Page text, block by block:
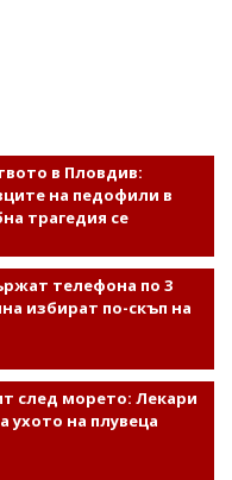
в Пловдив:
на педофили в
трагедия се
телефона по 3
избират по-скъп на
след морето: Лекари
ухото на плувеца